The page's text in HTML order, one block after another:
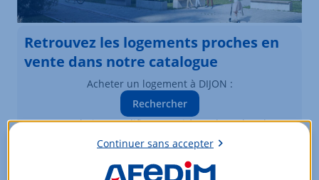
Retrouvez les logements proches en
vente dans notre catalogue
Acheter un logement à DIJON :
Rechercher
Vous souhaitez modifier vos critères de recherche ?
Plus de critères
Continuer sans accepter